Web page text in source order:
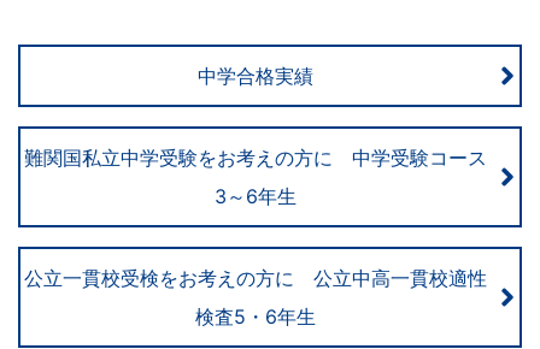
の
験
中学合格実績
難関国私立中学受験をお考えの方に 中学受験コース
3～6年生
公立一貫校受検をお考えの方に 公立中高一貫校適性
検査5・6年生